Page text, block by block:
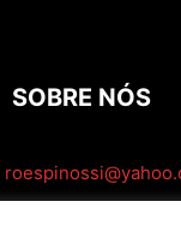
SOBRE NÓS